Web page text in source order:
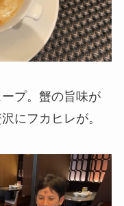
プ。蟹の旨味が
にフカヒレが。